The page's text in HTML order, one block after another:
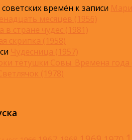
времён к записи
месяцев (1956)
в стране чудес (1981)
скрипка (1958)
Чудесница (1957)
тётушки Совы. Времена года
(1978)